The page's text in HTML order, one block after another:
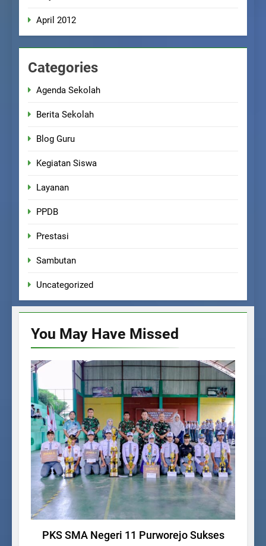
April 2012
Categories
Agenda Sekolah
Berita Sekolah
Blog Guru
Kegiatan Siswa
Layanan
PPDB
Prestasi
Sambutan
Uncategorized
You May Have Missed
UNCATEGORIZED
PKS SMA Negeri 11 Purworejo Sukses